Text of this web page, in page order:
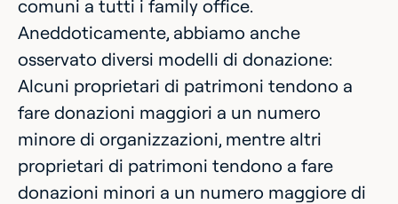
comuni a tutti i family office.
Aneddoticamente, abbiamo anche
osservato diversi modelli di donazione:
Alcuni proprietari di patrimoni tendono a
fare donazioni maggiori a un numero
minore di organizzazioni, mentre altri
proprietari di patrimoni tendono a fare
donazioni minori a un numero maggiore di